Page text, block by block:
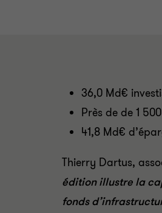
36,0 Md€
Près de de 1
41,8 Md€
Thierry Dartus,
édition illustre la
fonds